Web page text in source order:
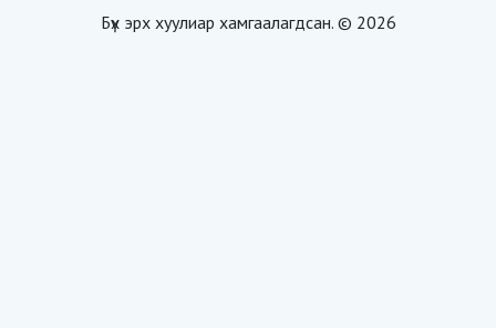
Бүх эрх хуулиар хамгаалагдсан. © 2026